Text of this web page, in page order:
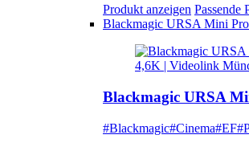
Produkt anzeigen Passende
Blackmagic URSA Mini
Blackmagic URSA
#Blackmagic#Cinema#EF